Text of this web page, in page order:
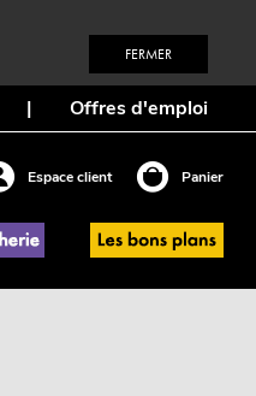
FERMER
| Offres d'emploi
Espace client Panier